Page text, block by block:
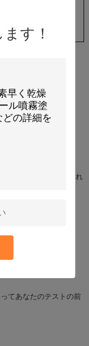
す！
特定の容積と設計され
なさい。
い;
るためにびんを押す
てあなたのテストの前